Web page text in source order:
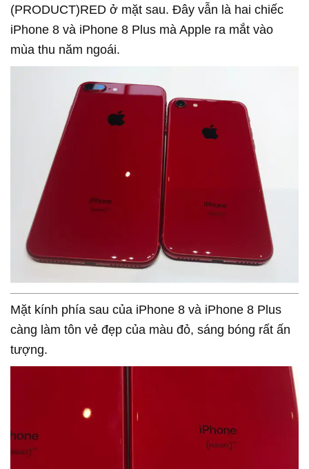
(PRODUCT)RED ở mặt sau. Đây vẫn là hai chiếc
iPhone 8 và iPhone 8 Plus mà Apple ra mắt vào
mùa thu năm ngoái.
Mặt kính phía sau của iPhone 8 và iPhone 8 Plus
càng làm tôn vẻ đẹp của màu đỏ, sáng bóng rất ấn
tượng.